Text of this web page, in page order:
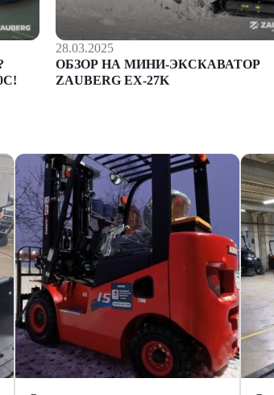
28.03.2025
ОБЗОР НА МИНИ-ЭКСКАВАТОР
ZAUBERG EX-27K